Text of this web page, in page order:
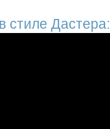
стиле Дастера: